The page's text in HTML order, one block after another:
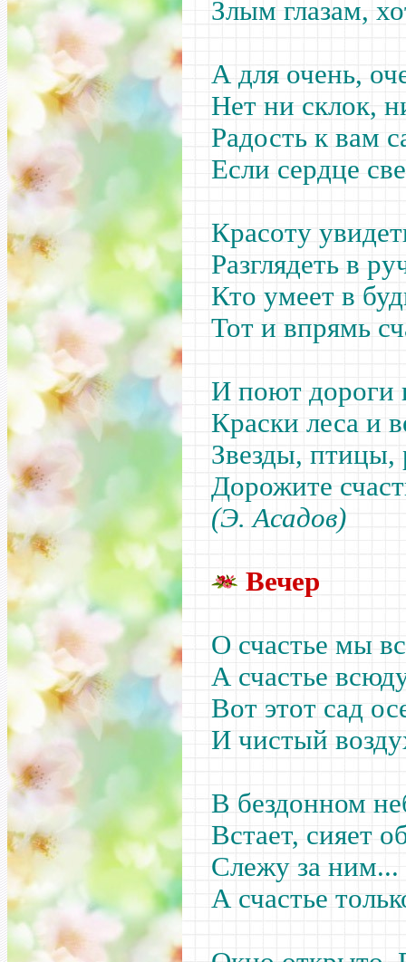
Злым глазам,
А для очень,
Нет ни склок,
Радость к вам
Если сердце
Красоту
Разглядеть в
Кто умеет в
Тот и впрямь
И поют дороги
Краски леса и
Звезды, птицы,
Дорожите
(Э. Асадов)
Вечер
О счастье мы
А счастье
Вот этот сад
И чистый
В бездонном
Встает, сияет
Слежу за
А счастье